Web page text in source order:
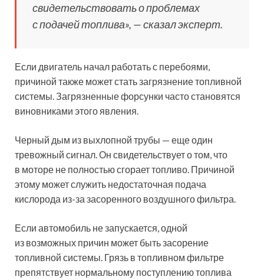
свидетельствовать о проблемах
с подачей топлива», — сказал эксперт.
Если двигатель начал работать с перебоями,
причиной также может стать загрязнение топливной
системы. Загрязненные форсунки часто становятся
виновниками этого явления.
Черный дым из выхлопной трубы — еще один
тревожный сигнал. Он свидетельствует о том, что
в моторе не полностью сгорает топливо. Причиной
этому может служить недостаточная подача
кислорода из-за засоренного воздушного фильтра.
Если автомобиль не запускается, одной
из возможных причин может быть засорение
топливной системы. Грязь в топливном фильтре
препятствует нормальному поступлению топлива